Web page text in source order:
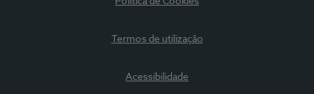
Termos de utilização
Acessibilidade